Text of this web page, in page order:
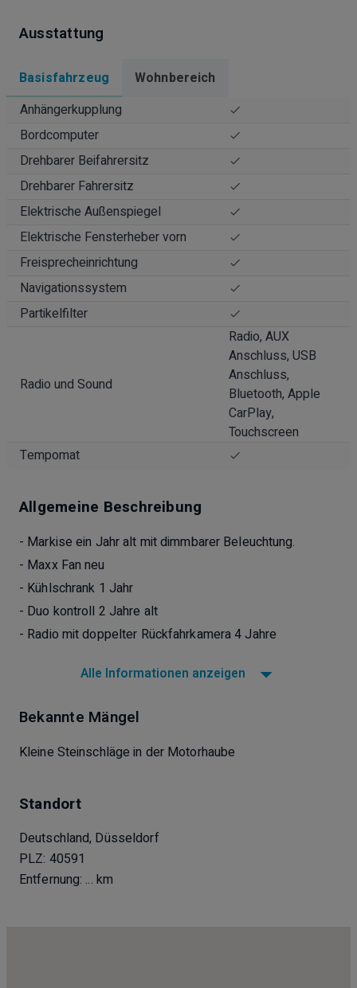
Ausstattung
Basisfahrzeug
Wohnbereich
Anhängerkupplung
Bordcomputer
Drehbarer Beifahrersitz
Drehbarer Fahrersitz
Elektrische Außenspiegel
Elektrische Fensterheber vorn
Freisprecheinrichtung
Navigationssystem
Partikelfilter
Radio und Sound
Radio, AUX
Anschluss, USB
Anschluss,
Bluetooth, Apple
CarPlay,
Touchscreen
Tempomat
Allgemeine Beschreibung
- Markise ein Jahr alt mit dimmbarer Beleuchtung.
- Maxx Fan neu
- Kühlschrank 1 Jahr
- Duo kontroll 2 Jahre alt
- Radio mit doppelter Rückfahrkamera 4 Jahre
Alle Informationen anzeigen
Bekannte Mängel
Kleine Steinschläge in der Motorhaube
Standort
Deutschland, Düsseldorf
PLZ: 40591
Entfernung:... km